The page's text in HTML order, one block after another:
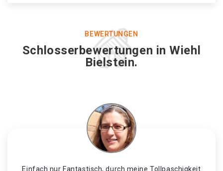
BEWERTUNGEN
Schlosserbewertungen in Wiehl
Bielstein.
Einfach nur Fantastisch, durch meine Tollpaschigkeit